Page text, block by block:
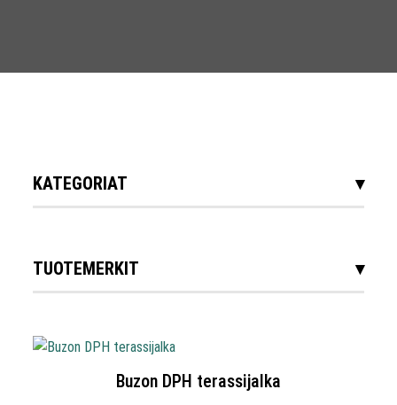
KATEGORIAT
TUOTEMERKIT
Buzon DPH terassijalka